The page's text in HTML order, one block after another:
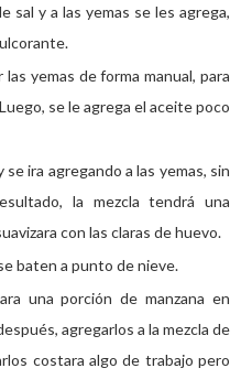
sal y a las yemas se les agrega,
yemas de forma manual, para
se le agrega el aceite poco
se ira agregando a las yemas, sin
la mezcla tendrá una
con las claras de huevo.
baten a punto de nieve.
una porción de manzana en
agregarlos a la mezcla de
costara algo de trabajo pero